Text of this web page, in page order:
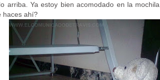
arriba. Ya estoy bien acomodado en la
haces ahí?